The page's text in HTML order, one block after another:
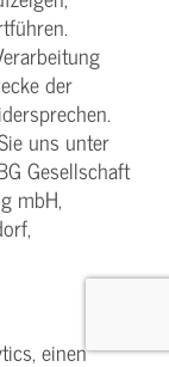
der
uns unter
Gesellschaft
mbH,
einen